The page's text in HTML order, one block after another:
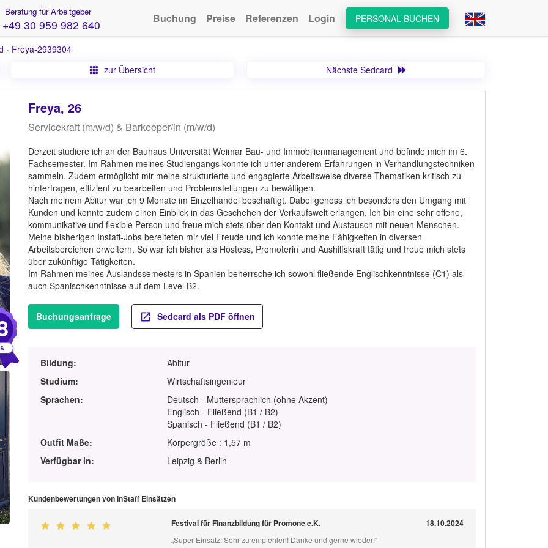
Beratung für Arbeitgeber
+49 30 959 982 640 PERSONAL BUCHEN
Buchung Preise Referenzen Login
› Freya-2939304
zur Übersicht
Nächste Sedcard
Freya, 26
Servicekraft (m/w/d) & Barkeeper/in (m/w/d)
Derzeit studiere ich an der Bauhaus Universität Weimar Bau- und Immobilienmanagement und befinde mich im 6.
Fachsemester. Im Rahmen meines Studiengangs konnte ich unter anderem Erfahrungen in Verhandlungstechniken
sammeln. Zudem ermöglicht mir meine strukturierte und engagierte Arbeitsweise diverse Thematiken kritisch zu
hinterfragen, effizient zu bearbeiten und Problemstellungen zu bewältigen.
Nach meinem Abitur war ich 9 Monate im Einzelhandel beschäftigt. Dabei genoss ich besonders den Umgang mit
Kunden und konnte zudem einen Einblick in das Geschehen der Verkaufswelt erlangen. Ich bin eine sehr offene,
kommunikative und flexible Person und freue mich stets über den Kontakt und Austausch mit neuen Menschen.
Meine bisherigen Instaff-Jobs bereiteten mir viel Freude und ich konnte meine Fähigkeiten in diversen
Arbeitsbereichen erweitern. So war ich bisher als Hostess, Promoterin und Aushilfskraft tätig und freue mich stets
über zukünftige Tätigkeiten.
Im Rahmen meines Auslandssemesters in Spanien beherrsche ich sowohl fließende Englischkenntnisse (C1) als
auch Spanischkenntnisse auf dem Level B2.
Buchungsanfrage Sedcard als PDF öffnen
Bildung:
Abitur
Studium:
Wirtschaftsingenieur
Sprachen:
Deutsch - Muttersprachlich (ohne Akzent)
Englisch - Fließend (B1 / B2)
Spanisch - Fließend (B1 / B2)
Outfit Maße:
Körpergröße : 1,57 m
Verfügbar in:
Leipzig & Berlin
Kundenbewertungen von InStaff Einsätzen
Festival für Finanzbildung für Promone e.K. 18.10.2024
„Super Einsatz! Sehr zu empfehlen! Danke und gerne wieder!“